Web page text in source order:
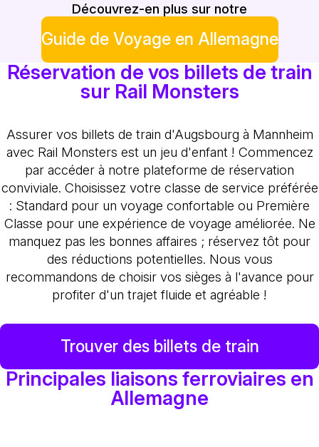
Découvrez-en plus sur notre
Guide de Voyage en Allemagne
Réservation de vos billets de train
sur Rail Monsters
Assurer vos billets de train d'Augsbourg à Mannheim
avec Rail Monsters est un jeu d'enfant ! Commencez
par accéder à notre plateforme de réservation
conviviale. Choisissez votre classe de service préférée
: Standard pour un voyage confortable ou Première
Classe pour une expérience de voyage améliorée. Ne
manquez pas les bonnes affaires ; réservez tôt pour
des réductions potentielles. Nous vous
recommandons de choisir vos sièges à l'avance pour
profiter d'un trajet fluide et agréable !
Trouver des billets de train
Principales liaisons ferroviaires en
Allemagne